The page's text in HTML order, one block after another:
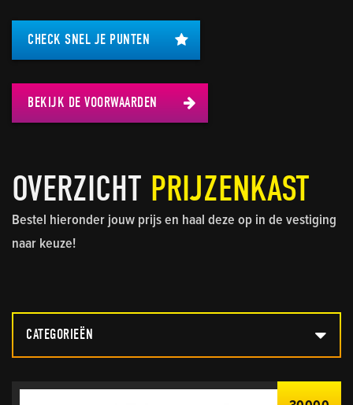
CHECK SNEL JE PUNTEN
BEKIJK DE VOORWAARDEN
OVERZICHT PRIJZENKAST
Bestel hieronder jouw prijs en haal deze op in de vestiging
naar keuze!
CATEGORIEËN